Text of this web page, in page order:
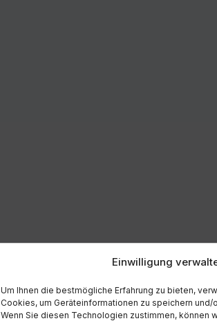
Einwilligung
Um Ihnen die bestmögliche Erfahrung zu bieten,
Cookies, um Geräteinformationen zu speichern
Wenn Sie diesen Technologien zustimmen, können